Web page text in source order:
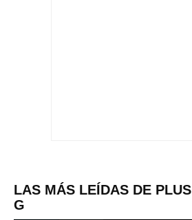
LAS MÁS LEÍDAS DE PLUS
G